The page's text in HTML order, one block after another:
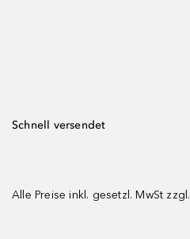
Schnell versendet
Alle Preise inkl. gesetzl. MwSt zzgl.